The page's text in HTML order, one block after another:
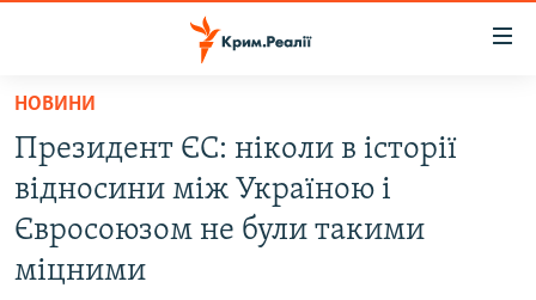
Перейти
основного
матеріалу
Перейти
до
основної
ВОДА.КРИМ
ВІДЕО ТА ФОТО
ПОЛІТИКА
НОВИНИ
Президент ЄС: ніколи в історії
відносини між Україною і
Євросоюзом не були такими
міцними